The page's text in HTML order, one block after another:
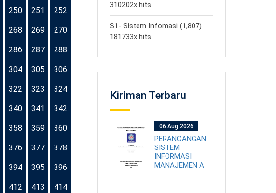
250 251 252
268 269 270
286 287 288
304 305 306
322 323 324
340 341 342
358 359 360
376 377 378
394 395 396
412 413 414
310202x hits
S1- Sistem Infomasi (1,807)
181733x hits
Kiriman Terbaru
06 Aug 2026
PERANCANGAN
SISTEM
INFORMASI
MANAJEMEN A